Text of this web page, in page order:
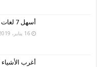
أسهل 7 لغات في العالم
16 يناير، 2019
أغرب الأشياء